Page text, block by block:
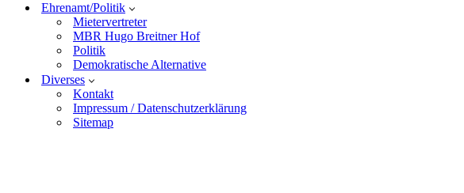
Ehrenamt/Politik
Mietervertreter
MBR Hugo Breitner Hof
Politik
Demokratische Alternative
Diverses
Kontakt
Impressum / Datenschutzerklärung
Sitemap